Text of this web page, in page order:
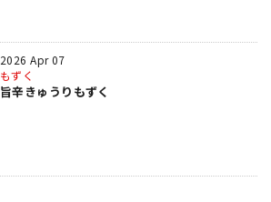
2026 Apr 07
もずく
旨辛きゅうりもずく